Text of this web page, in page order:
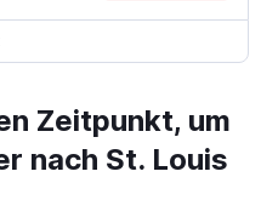
Zeitpunkt, um
nach St. Louis